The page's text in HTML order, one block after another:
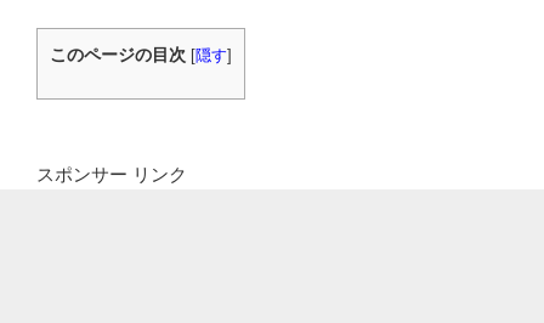
このページの目次 [隠す]
スポンサー リンク